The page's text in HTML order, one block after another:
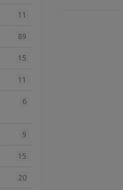
11
89
15
11
6
9
15
20